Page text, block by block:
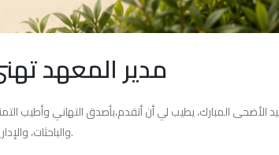
مدير المعهد
الأضحى المبارك، يطيب لي أن أتقدم،بأصدق التهاني وأطيب
والباحثات، والإداريين، والعاملين، الذين يمثلون الركيزة الأساسية لهذا الصرح العلمي الشامخ.